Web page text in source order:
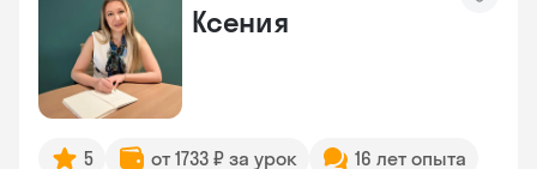
Ксения
5 от 1733 ₽ за урок
16 лет опыта